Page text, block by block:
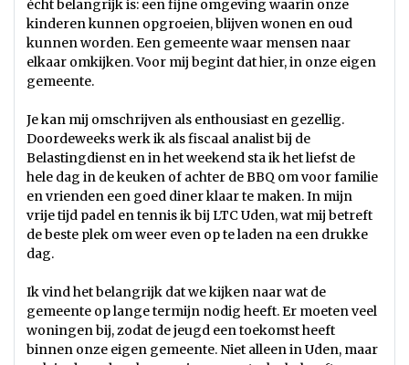
écht belangrijk is: een fijne omgeving waarin onze
kinderen kunnen opgroeien, blijven wonen en oud
kunnen worden. Een gemeente waar mensen naar
elkaar omkijken. Voor mij begint dat hier, in onze eigen
gemeente.
Je kan mij omschrijven als enthousiast en gezellig.
Doordeweeks werk ik als fiscaal analist bij de
Belastingdienst en in het weekend sta ik het liefst de
hele dag in de keuken of achter de BBQ om voor familie
en vrienden een goed diner klaar te maken. In mijn
vrije tijd padel en tennis ik bij LTC Uden, wat mij betreft
de beste plek om weer even op te laden na een drukke
dag.
Ik vind het belangrijk dat we kijken naar wat de
gemeente op lange termijn nodig heeft. Er moeten veel
woningen bij, zodat de jeugd een toekomst heeft
binnen onze eigen gemeente. Niet alleen in Uden, maar